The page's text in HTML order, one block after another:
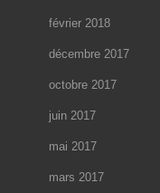
février 2018
décembre 2017
octobre 2017
juin 2017
mai 2017
mars 2017